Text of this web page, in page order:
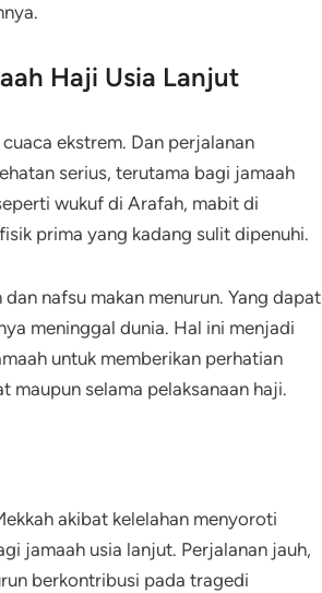
Haji Usia Lanjut
ekstrem. Dan perjalanan
serius, terutama bagi jamaah
wukuf di Arafah, mabit di
prima yang kadang sulit dipenuhi.
nafsu makan menurun. Yang dapat
meninggal dunia. Hal ini menjadi
untuk memberikan perhatian
maupun selama pelaksanaan haji.
akibat kelelahan menyoroti
jamaah usia lanjut. Perjalanan jauh,
berkontribusi pada tragedi